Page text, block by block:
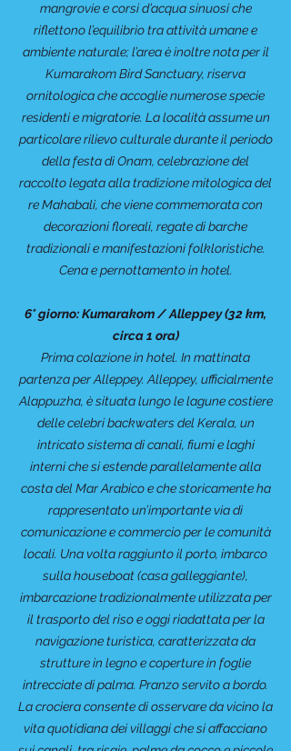
mangrovie e corsi d’acqua sinuosi che
riflettono l’equilibrio tra attività umane e
ambiente naturale; l’area è inoltre nota per il
Kumarakom Bird Sanctuary, riserva
ornitologica che accoglie numerose specie
residenti e migratorie. La località assume un
particolare rilievo culturale durante il periodo
della festa di Onam, celebrazione del
raccolto legata alla tradizione mitologica del
re Mahabali, che viene commemorata con
decorazioni floreali, regate di barche
tradizionali e manifestazioni folkloristiche.
Cena e pernottamento in hotel.
6° giorno: Kumarakom / Alleppey (32 km,
circa 1 ora)
Prima colazione in hotel. In mattinata
partenza per Alleppey. Alleppey, ufficialmente
Alappuzha, è situata lungo le lagune costiere
delle celebri backwaters del Kerala, un
intricato sistema di canali, fiumi e laghi
interni che si estende parallelamente alla
costa del Mar Arabico e che storicamente ha
rappresentato un’importante via di
comunicazione e commercio per le comunità
locali. Una volta raggiunto il porto, imbarco
sulla houseboat (casa galleggiante),
imbarcazione tradizionalmente utilizzata per
il trasporto del riso e oggi riadattata per la
navigazione turistica, caratterizzata da
strutture in legno e coperture in foglie
intrecciate di palma. Pranzo servito a bordo.
La crociera consente di osservare da vicino la
vita quotidiana dei villaggi che si affacciano